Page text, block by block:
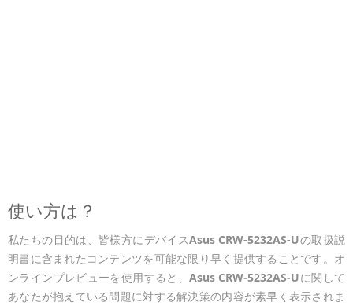
使い方は？
私たちの目的は、皆様方にデバイスAsus CRW-5232AS-Uの取扱説
明書に含まれたコンテンツを可能な限り早く提供することです。オ
ンラインプレビューを使用すると、Asus CRW-5232AS-Uに関して
あなたが抱えている問題に対する解決策の内容が素早く表示されま